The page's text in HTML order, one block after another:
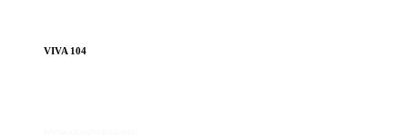
VIVA 104